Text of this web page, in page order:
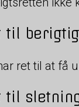
til
ret til at få
til